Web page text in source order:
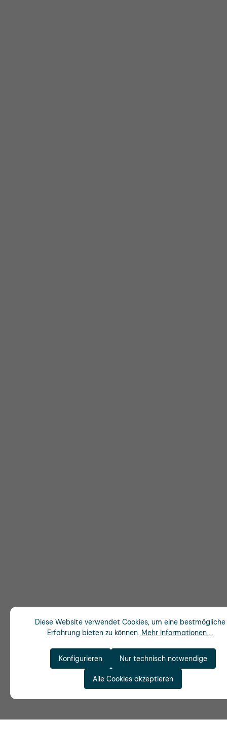
Diese Website verwendet Cookies, um eine bestmögliche
Erfahrung bieten zu können. Mehr Informationen ...
Nur technisch notwendige
Konfigurieren
Alle Cookies akzeptieren